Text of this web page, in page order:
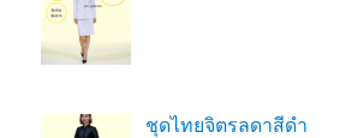
ชุดไทยจิตรลดาสีดํา